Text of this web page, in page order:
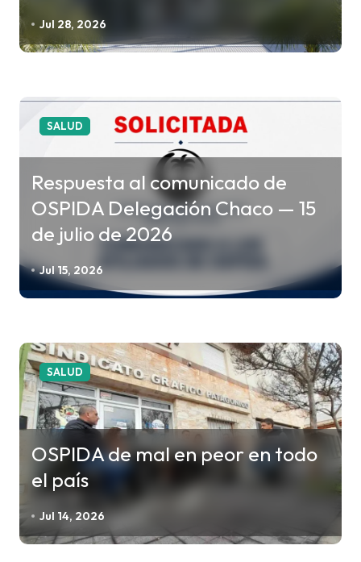
e
n
r
Jul 28, 2026
SALUD
Respuesta al comunicado de
OSPIDA Delegación Chaco — 15
de julio de 2026
Jul 15, 2026
SALUD
OSPIDA de mal en peor en todo
el país
Jul 14, 2026